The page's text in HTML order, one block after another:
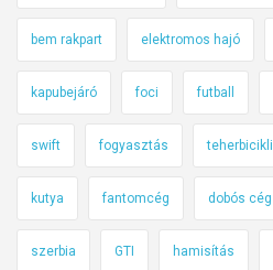
bem rakpart elektromos hajó
kapubejáró foci futball
swift fogyasztás teherbicikli
kutya fantomcég dobós cég
szerbia GTI hamisítás